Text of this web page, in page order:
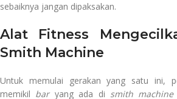
sebaiknya jangan dipaksakan.
Alat Fitness
Smith Machine
Untuk memulai gerakan yang satu ini,
memikil baryang ada di smith machine